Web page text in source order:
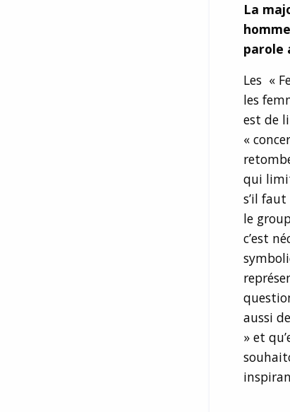
La
parole
Les «
les
est de
«
qui
s’il
le
c’est
aussi
» et